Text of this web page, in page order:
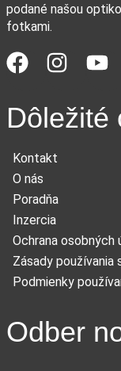
podané našou
fotkami.
Dôležité
Kontakt
O nás
Poradňa
Inzercia
Ochrana osobných
Zásady používania
Podmienky
Odber